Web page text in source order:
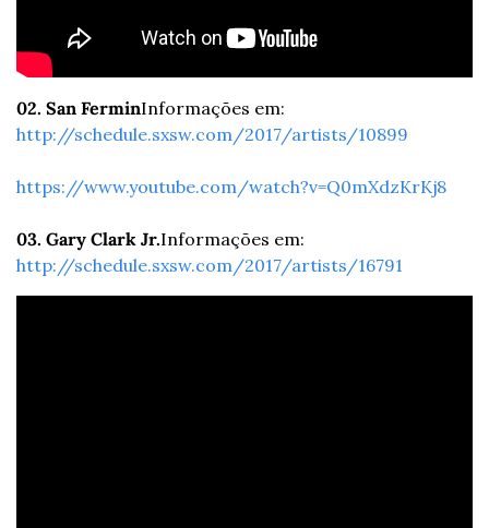
02. San Fermin
http://schedule.sxsw.com/2017/artists/10899
https://www.youtube.com/watch?v=Q0mXdzKrKj8
03. Gary Clark Jr.
http://schedule.sxsw.com/2017/artists/16791